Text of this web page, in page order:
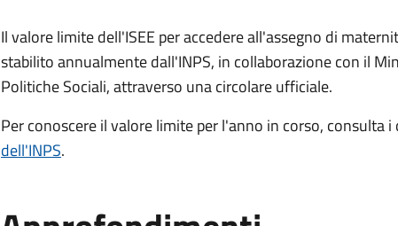
Il valore limite dell'ISEE per accedere all'assegno di
stabilito annualmente dall'INPS, in collaborazione con il
Politiche Sociali, attraverso una circolare ufficiale.
Per conoscere il valore limite per l'anno in corso, consulta
dell'INPS.